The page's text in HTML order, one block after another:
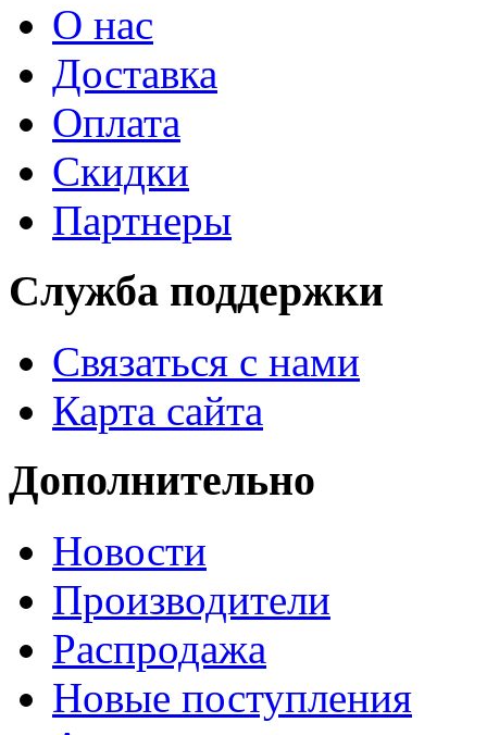
О нас
Доставка
Оплата
Скидки
Партнеры
Служба поддержки
Связаться с нами
Карта сайта
Дополнительно
Новости
Производители
Распродажа
Новые поступления